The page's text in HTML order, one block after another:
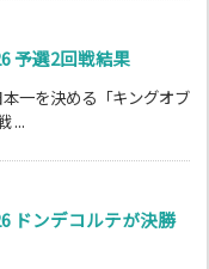
予選2回戦結果
一を決める「キングオブ
...
ドンデコルテが決勝